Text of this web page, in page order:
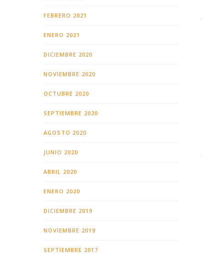
FEBRERO 2021
ENERO 2021
DICIEMBRE 2020
NOVIEMBRE 2020
OCTUBRE 2020
SEPTIEMBRE 2020
AGOSTO 2020
JUNIO 2020
ABRIL 2020
ENERO 2020
DICIEMBRE 2019
NOVIEMBRE 2019
SEPTIEMBRE 2017